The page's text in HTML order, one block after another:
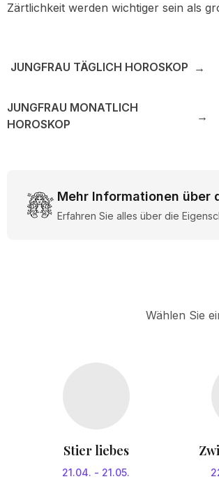
Zärtlichkeit werden wichtiger sein als
JUNGFRAU TÄGLICH HOROSKOP →
JUNGFRAU MONATLICH
HOROSKOP
→
Mehr Informationen über
Erfahren Sie alles über die
Wählen Sie
Stier liebes
21.04. - 21.05.